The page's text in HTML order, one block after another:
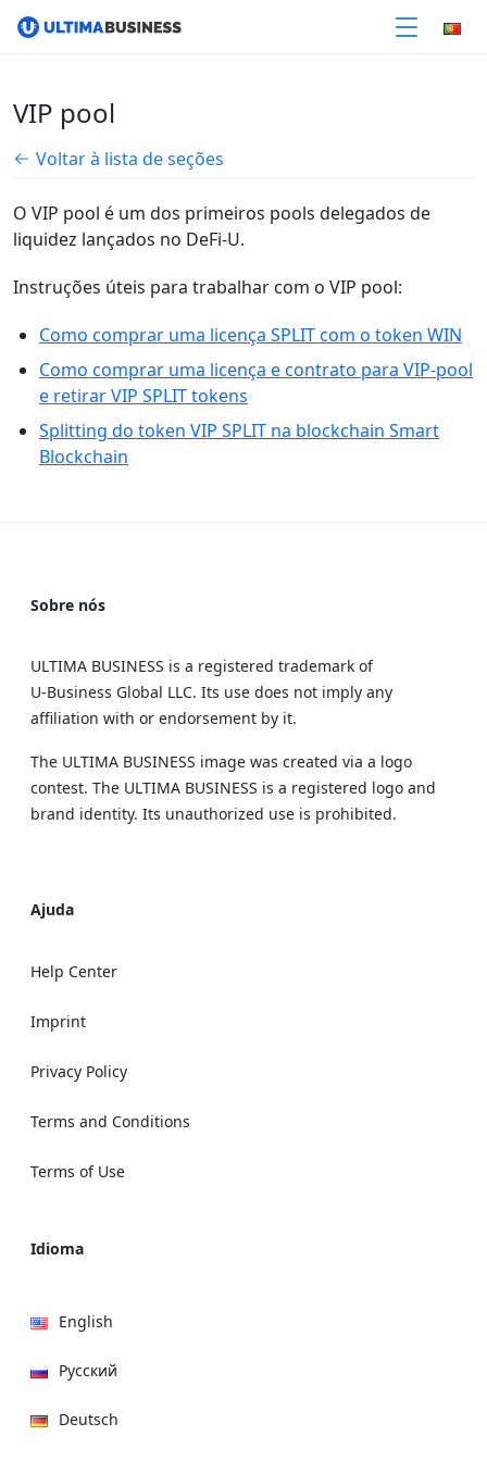
VIP pool
Voltar à lista de seções
O VIP pool é um dos primeiros pools delegados de
liquidez lançados no DeFi-U.
Instruções úteis para trabalhar com o VIP pool:
Como comprar uma licença SPLIT com o token WIN
Como comprar uma licença e contrato para VIP-pool
e retirar VIP SPLIT tokens
Splitting do token VIP SPLIT na blockchain Smart
Blockchain
Sobre nós
ULTIMA BUSINESS is a registered trademark of
U‑Business Global LLC. Its use does not imply any
affiliation with or endorsement by it.
The ULTIMA BUSINESS image was created via a logo
contest. The ULTIMA BUSINESS is a registered logo and
brand identity. Its unauthorized use is prohibited.
Ajuda
Help Center
Imprint
Privacy Policy
Terms and Conditions
Terms of Use
Idioma
English
Русский
Deutsch